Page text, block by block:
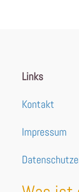
Links
Kontakt
Impressum